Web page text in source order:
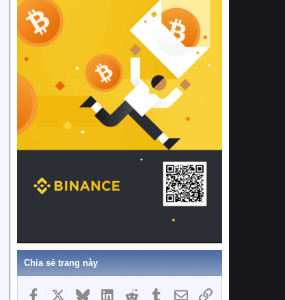
Chia sẻ trang này
Facebook BlueskyLinkedInReddit TumblrEmailLink